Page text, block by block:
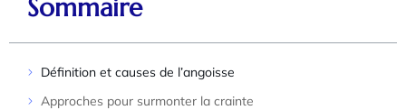
Sommaire
Définition et causes de l’angoisse
Approches pour surmonter la crainte